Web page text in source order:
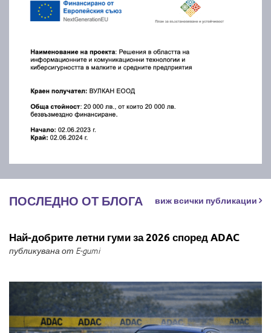
ПОСЛЕДНО ОТ БЛОГА виж всички публикации
Най-добрите летни гуми за 2026 според ADAC
публикувана от E-gumi